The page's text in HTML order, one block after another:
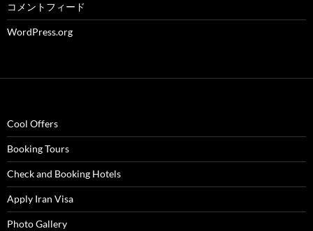
コメントフィード
WordPress.org
Cool Offers
Booking Tours
Check and Booking Hotels
Apply Iran Visa
Photo Gallery